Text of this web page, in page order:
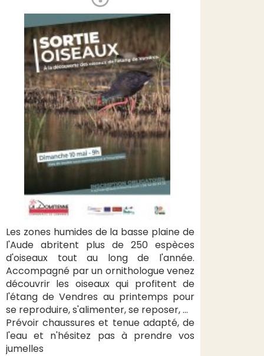
Les zones humides de la basse plaine de
l'Aude abritent plus de 250 espèces
d'oiseaux tout au long de l'année.
Accompagné par un ornithologue venez
découvrir les oiseaux qui profitent de
l'étang de Vendres au printemps pour
se reproduire, s'alimenter, se reposer, ...
Prévoir chaussures et tenue adapté, de
l'eau et n'hésitez pas à prendre vos
jumelles